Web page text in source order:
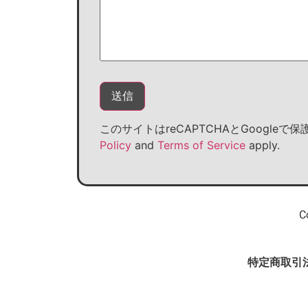
このサイトはreCAPTCHAとGoogleで保
Policy and Terms of Service apply.
特定商取引